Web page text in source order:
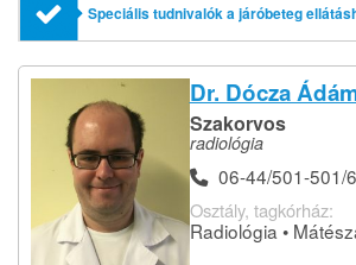
Speciális tudnivalók a járóbeteg
Dr. Dócza
Szakorvos
radiológia
06-44/501-501/
Osztály, tagkórház:
Radiológia •